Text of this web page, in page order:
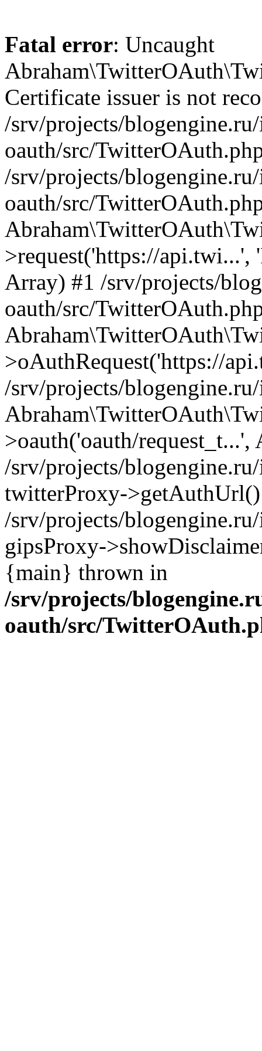
Fatal error: Uncaught
Certificate issuer is not
/srv/projects/
oauth/src/
/srv/projects/
oauth/src/
>request('https://
Array) #1 /srv/projects/
oauth/src/
>oAuthRequest('https://
/srv/projects/
>oauth('oauth/request_t...',
/srv/projects/
twitterProxy-
/srv/projects/
gipsProxy-
{main} thrown in
/srv/projects/
oauth/src/